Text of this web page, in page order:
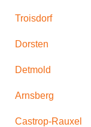
Troisdorf
Dorsten
Detmold
Arnsberg
Castrop-Rauxel